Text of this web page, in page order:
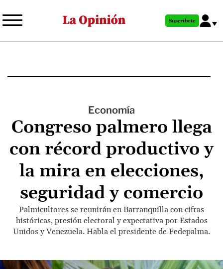
al
principal
Suscríbete
Economía
Congreso palmero llega
con récord productivo y
la mira en elecciones,
seguridad y comercio
Palmicultores se reunirán en Barranquilla con cifras
históricas, presión electoral y expectativa por Estados
Unidos y Venezuela. Habla el presidente de Fedepalma.